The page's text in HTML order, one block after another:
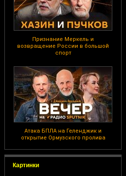
Признание Меркель и
возвращение России в большой
спорт
Атака БПЛА на Геленджик и
открытие Ормузского пролива
Картинки